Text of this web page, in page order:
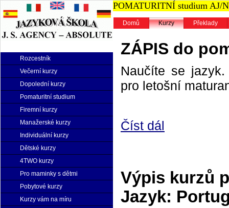
Rozcestník
Večerní kurzy
Dopolední kurzy
Pomaturitní studium
Firemní kurzy
Manažerské kurzy
Individuální kurzy
Dětské kurzy
4TWO kurzy
Pro maminky s dětmi
Pobytové kurzy
Kurzy vám na míru
POMATURITNÍ studium AJ/
Domů Kurzy Překlady
ZÁPIS do
Naučíte se
pro letošní
Číst dál
Výpis kurzů
Jazyk: